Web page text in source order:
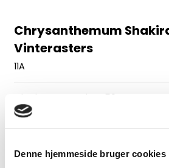
Denne hjemmeside bruger cookies
Chrysanthemum
Vinterasters
11A
Oktober-november, 50 cm
30,00 DKK
VIS PRODUKT